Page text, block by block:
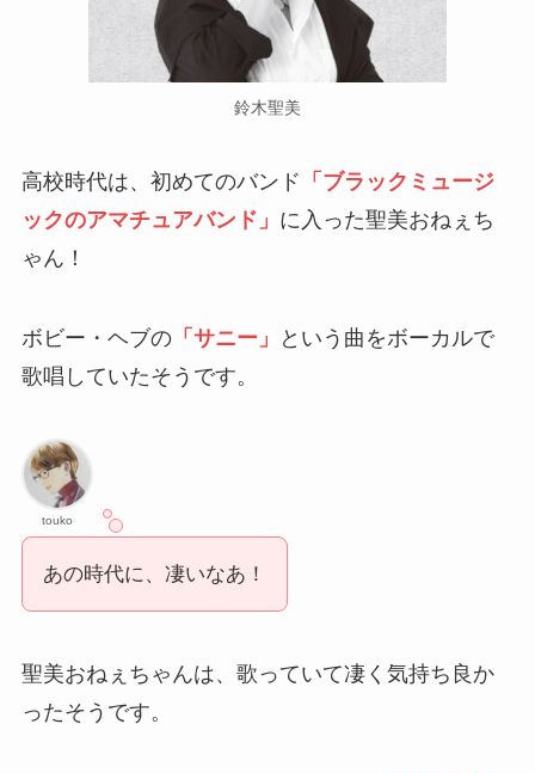
鈴木聖美
高校時代は、初めてのバンド 「ブラックミュージ
ックのアマチュアバンド」 に入った聖美おねぇち
ゃん！
ボビー・ヘブの「サニー」
という曲をボーカルで
歌唱していたそうです。
touko
あの時代に、凄いなあ！
聖美おねぇちゃんは、歌っていて凄く気持ち良か
ったそうです。